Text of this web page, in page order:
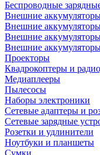
Беспроводные
Внешние
Внешние
Внешние
Внешние
Проекторы
Квадрокоптеры и
Медиаплееры
Пылесосы
Наборы электроники
Сетевые адаптеры и
Сетевые зарядные
Розетки и удлинители
Ноутбуки и планшеты
Сумки